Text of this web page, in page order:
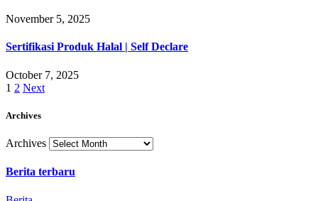
November 5, 2025
Sertifikasi Produk Halal | Self Declare
October 7, 2025
1 2 Next
Archives
Archives
Berita terbaru